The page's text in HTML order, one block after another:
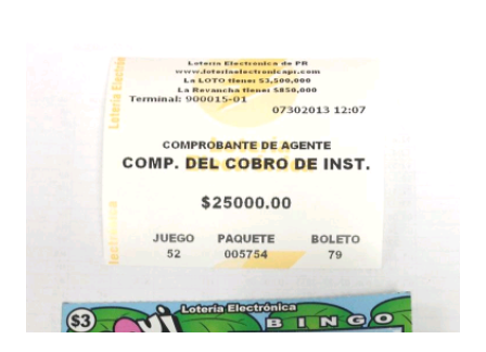
instantáneos”, indicó López. Sobre el sorteo de Powerball,
López explicó que el mismo se continuará realizando en los
Estados Unidos y los jugadores podrán conocer los
números ganadores del mismo a través de la página
aquellos con jugadas anticipadas de los sorteos locales (
Loto, Revancha, Pega 2, Pega 3 Pega 4 ) se les informará
Mientras, que l...